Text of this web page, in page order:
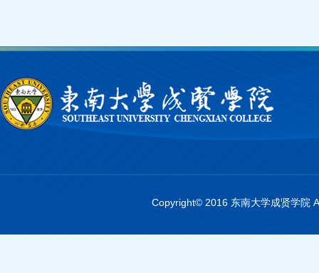
Copyright© 2016 东南大学成贤学院